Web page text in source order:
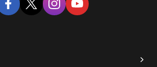
facebooktwitter instagramyoutube